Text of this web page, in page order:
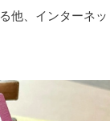
他、インターネ